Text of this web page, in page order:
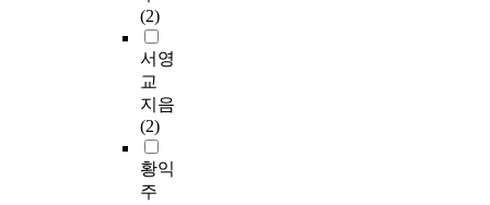
(2)
서영
교
지음
(2)
황익
주